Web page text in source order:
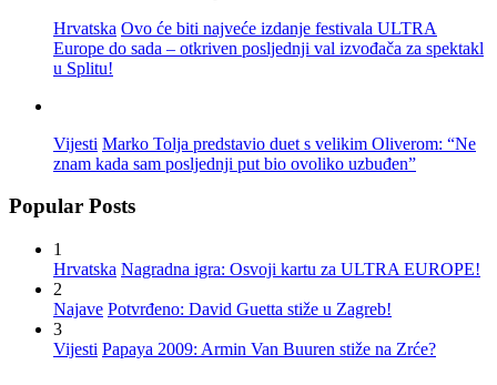
Hrvatska Ovo će biti najveće izdanje festivala ULTRA
Europe do sada – otkriven posljednji val izvođača za spektakl
u Splitu!
Vijesti Marko Tolja predstavio duet s velikim Oliverom: “Ne
znam kada sam posljednji put bio ovoliko uzbuđen”
Popular Posts
1
Hrvatska Nagradna igra: Osvoji kartu za ULTRA EUROPE!
2
Najave Potvrđeno: David Guetta stiže u Zagreb!
3
Vijesti Papaya 2009: Armin Van Buuren stiže na Zrće?